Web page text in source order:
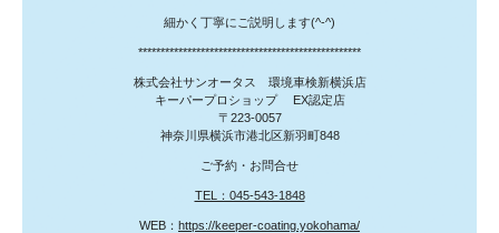
細かく丁寧にご説明します(^-^)
**************************************************
株式会社サンオータス 環境車検新横浜店
キーパープロショップ EX認定店
〒223-0057
神奈川県横浜市港北区新羽町848
ご予約・お問合せ
TEL：045-543-1848
WEB： https://keeper-coating.yokohama/